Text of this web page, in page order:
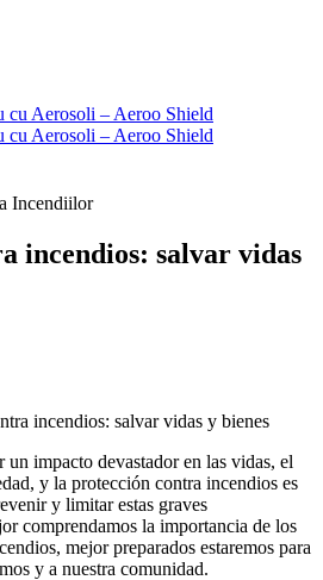
incendios: salvar vidas
incendios: salvar vidas y bienes
un impacto devastador en las vidas, el
y la protección contra incendios es
y limitar estas graves
comprendamos la importancia de los
mejor preparados estaremos para
y a nuestra comunidad.